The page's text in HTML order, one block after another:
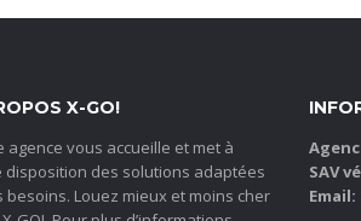
X-GO!
agence vous accueille et met à
disposition des solutions adaptées
besoins. Louez mieux et moins cher
SAV
Email: